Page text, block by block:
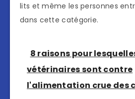
lits et même les personnes
dans cette catégorie.
8 raisons pour
vétérinaires sont contre
l'alimentation crue des